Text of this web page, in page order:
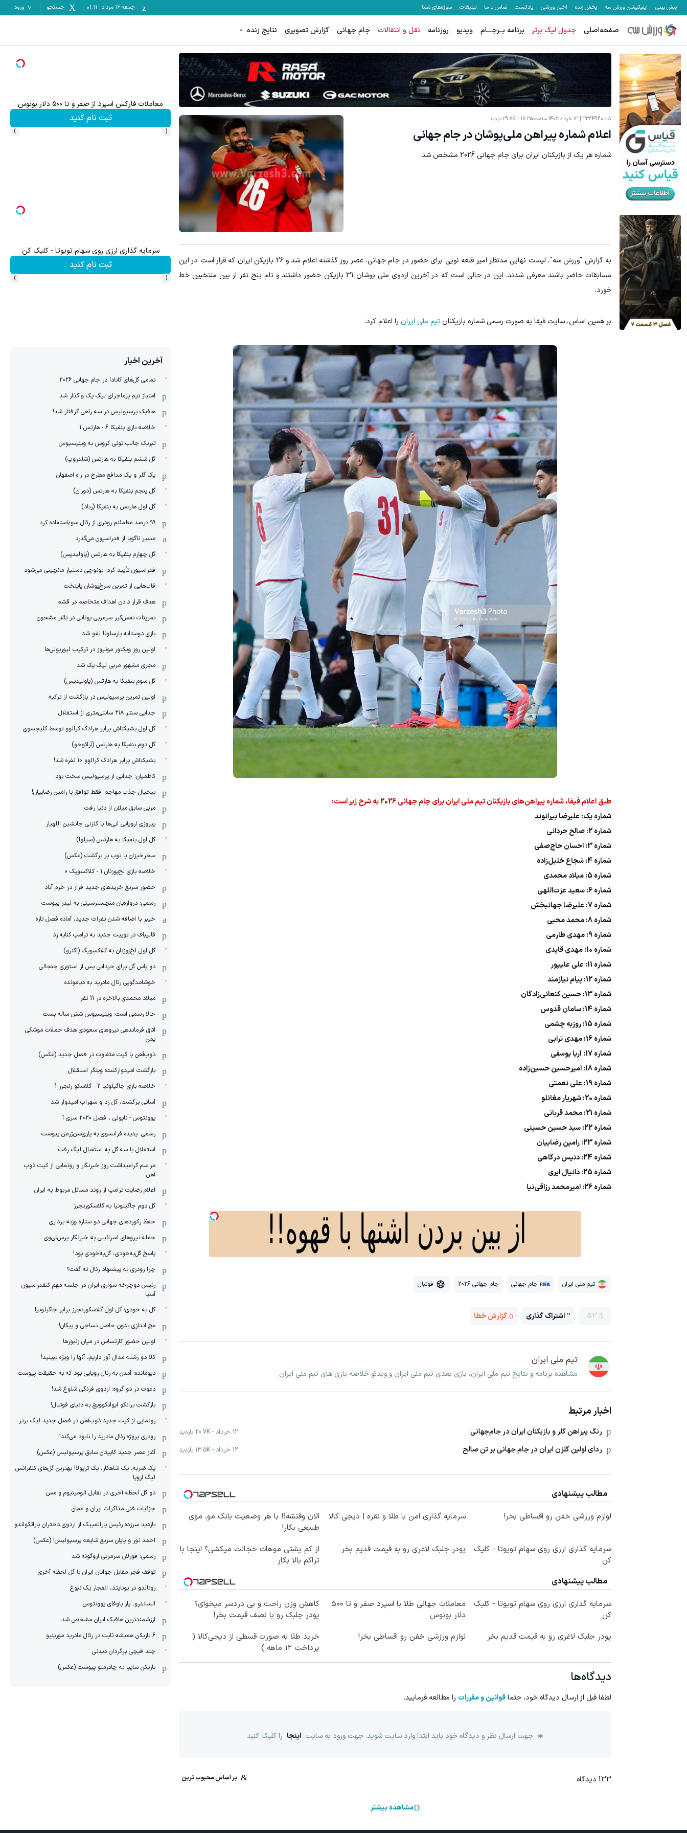
پیش بینی اپلیکیشن ورزش سه پخش زنده اخبار ورزشی پادکست تماس با ما تبلیغات سوژه‌های شما جمعه ۱۶ مرداد -
01:11 جستجو ورود
صفحه‌اصلی جدول لیگ برتر برنامه بــرجـــام ویدیو روزنامه نقل و انتقالات جام جهانی گزارش تصویری نتایج زنده
کد: 2364960 12 خرداد 1405 ساعت 17:35 29.5K بازدید
اعلام شماره پیراهن ملی‌پوشان در جام جهانی
شماره هر یک از بازیکنان ایران برای جام جهانی 2026 مشخص شد.
به گزارش "ورزش سه"، لیست نهایی مدنظر امیر قلعه نویی برای حضور در جام جهانی، عصر روز گذشته اعلام شد و 26 بازیکن ایران که قرار است در این
مسابقات حاضر باشند معرفی شدند. این در حالی است که در آخرین اردوی ملی پوشان 31 بازیکن حضور داشتند و نام پنج نفر از بین منتخبین خط
خورد.
بر همین اساس، سایت فیفا به صورت رسمی شماره بازیکنانتیم ملی ایران را اعلام کرد.
طبق اعلام فیفا، شماره پیراهن‌های بازیکنان تیم ملی ایران برای جام جهانی 2026 به شرح زیر است:
شماره یک: علیرضا بیرانوند
شماره 2: صالح حردانی
شماره 3: احسان حاج‌صفی
شماره 4: شجاع خلیل‌زاده
شماره 5: میلاد محمدی
شماره 6: سعید عزت‌اللهی
شماره 7: علیرضا جهانبخش
شماره 8: محمد محبی
شماره 9: مهدی طارمی
شماره 10: مهدی قایدی
شماره 11: علی علیپور
شماره 12: پیام نیازمند
شماره 13: حسین کنعانی‌زادگان
شماره 14: سامان قدوس
شماره 15: روزبه چشمی
شماره 16: مهدی ترابی
شماره 17: آریا یوسفی
شماره 18: امیرحسین حسین‌زاده
شماره 19: علی نعمتی
شماره 20: شهریار مغانلو
شماره 21: محمد قربانی
شماره 22: سید حسین حسینی
شماره 23: رامین رضاییان
شماره 24: دنیس درگاهی
شماره 25: دانیال ایری
شماره 26: امیرمحمد رزاقی‌نیا
تیم ملی ایران جام جهانی جام جهانی 2026 فوتبال
53 اشتراک گذاری گزارش خطا
تیم ملی ایران
مشاهده برنامه و نتایج تیم ملی ایران، بازی بعدی تیم ملی ایران و ویدئو خلاصه بازی های تیم ملی ایران
اخبار مرتبط
رنگ پیراهن گلر و بازیکنان ایران در جام‌جهانی 12 خرداد -
20.7K بازدید
ردای اولین گلزن ایران در جام جهانی بر تن صالح 12 خرداد -
13.5K بازدید
مطالب پیشنهادی
لوازم ورزشی خفن رو اقساطی بخر!
سرمایه گذاری امن با طلا و نقره | دیجی کالا
الان وقتشه‼️ با هر وضعیت بانک مو، موی
طبیعی بکار!
سرمایه گذاری ارزی روی سهام تویوتا - کلیک
کن
پودر جلبک لاغری رو به قیمت قدیم بخر
از کم پشتی موهات خجالت میکشی؟ اینجا با
تراکم بالا بکار
مطالب پیشنهادی
سرمایه گذاری ارزی روی سهام تویوتا - کلیک
کن
معاملات جهانی طلا با اسپرد صفر و تا ۵۰۰
دلار بونوس
کاهش وزن راحت و بی دردسر میخوای؟
پودر جلبک رو با نصف قیمت بخر!
پودر جلبک لاغری رو به قیمت قدیم بخر
لوازم ورزشی خفن رو اقساطی بخر!
خرید طلا به صورت قسطی از دیجی‌کالا (
پرداخت 12 ماهه )
دیدگاه‌ها
لطفا قبل از ارسال دیدگاه خود، حتماقوانین و مقررات را مطالعه فرمایید.
جهت ارسال نظر و دیدگاه خود باید ابتدا وارد سایت شوید. جهت ورود به سایت اینجا را کلیک کنید
133 دیدگاه
مشاهده بیشتر
معاملات فارکس اسپرد از صفر و تا ۵۰۰ دلار بونوس
ثبت نام کنید
‹
›
سرمایه گذاری ارزی روی سهام تویوتا - کلیک کن
ثبت نام کنید
‹
›
آخرین اخبار
تمامی گل‌های کانادا در جام جهانی 2026
امتیاز تیم پرماجرای لیگ یک واگذار شد
هافبک پرسپولیس در سه راهی گرفتار شد!
خلاصه بازی بنفیکا 6 - هارتس 1
تبریک جالب تونی کروس به وینیسیوس
گل ششم بنفیکا به هارتس (شلدروپ)
یک گلر و یک مدافع مطرح در راه اصفهان
گل پنجم بنفیکا به هارتس (دوران)
گل اول هارتس به بنفیکا (رناد)
۹۹ درصد مطمئنم رودری از رئال سوءاستفاده کرد
مسیر ناگویا از فدراسیون می‌گذرد
گل چهارم بنفیکا به هارتس (پاولیدیس)
فدراسیون تأیید کرد: بونوچی دستیار مانچینی می‌شود
قاب‌هایی از تمرین سرخ‌پوشان پایتخت
هدف قرار دادن اهداف متخاصم در قشم
‏تمرینات نفس‌گیر سرمربی یونانی در تالار مشحون
بازی دوستانه بارسلونا لغو شد
اولین روز ویکتور مونیوز در ترکیب لیورپولی‌ها
مجری مشهور مربی لیگ یک شد
گل سوم بنفیکا به هارتس (پاولیدیس)
اولین تمرین پرسپولیس در بازگشت از ترکیه
جدایی سنتر ۲۱۸ سانتی‌متری از استقلال
گل اول بشیکتاش برابر هرادک کرالوو توسط کلیچسوی
گل دوم بنفیکا به هارتس (آرائوخو)
بشیکتاش برابر هرادک کرالوو 10 نفره شد!
کاظمیان: جدایی از پرسپولیس سخت بود
بیخیال جذب مهاجم: فقط توافق با رامین رضاییان!
مربی سابق میلان از دنیا رفت
پیروزی اروپایی آبی‌ها با گلزنی جانشین اللهیار
گل اول بنفیکا به هارتس (سیلوا)
سحرخیزان با توپ پر برگشت (عکس)
خلاصه بازی لخ‌پوزنان 1 - کلاکسویک 0
حضور سریع خریدهای جدید فراز در خرم آباد
رسمی: دروازه‌بان منچسترسیتی به لیدز پیوست
خیبر با اضافه شدن نفرات جدید، آماده فصل تازه
قالیباف در توییت جدید به ترامپ کنایه زد
گل اول لخ‌پوزنان به کلاکسویک (آگنرو)
دو پاس گل برای حردانی پس از استوری جنجالی
خوشامدگویی رئال مادرید به دیامونده
میلاد محمدی بالاخره در 11 نفر
حالا رسمی است: وینیسیوس شش ساله بست
اتاق فرماندهی نیروهای سعودی هدف حملات موشکی
یمن
ذوب‌آهن با کیت متفاوت در فصل جدید (عکس)
بازگشت امیدوارکننده وینگر استقلال
خلاصه بازی جاگیلونیا 2 - گلاسکو رنجرز 1
آسانی برگشت، گل زد و سهراب امیدوار شد
یوونتوس - ناپولی ، فصل 2020 سری آ
رسمی: پدیده فرانسوی به پاری‌سن‌ژرمن پیوست
استقلال با سه گل به استقبال لیگ رفت
مراسم گرامیداشت روز خبرنگار و رونمایی از کیت ذوب
آهن
اعلام رضایت ترامپ از روند مسائل مربوط به ایران
گل دوم جاگیلونیا به گلاسکورنجرز
حفظ رکوردهای جهانی دو ستاره وزنه برداری
حمله نیروهای اسرائیلی به خبرنگار پرس‌تی‌وی
پاسخ گل‌به‌خودی، گل‌به‌خودی بود!
چرا رودری به پیشنهاد رئال نه گفت؟
رئیس دوچرخه سواری ایران در جلسه مهم کنفدراسیون
آسیا
گل به خودی؛ گل اول گلاسکورنجرز برابر جاگیلونیا
مچ اندازی بدون حاصل نساجی و پیکان!
اولین حضور کارتساس در میان زنبورها
کلا دو‌ رشته مدال آور داریم، آنها را ویژه ببینید!
دیومانده: آمدن به رئال رویایی بود که به حقیقت پیوست
دعوت در دو گروه: اردوی فرنگی شلوغ شد!
بازگشت برانکو ایوانکوویچ به دنیای فوتبال!
رونمایی از کیت جدید ذوب‌آهن در فصل جدید لیگ برتر
رودری پروژه رئال مادرید را نابود می‌کند!
آغاز عصر جدید کاپیتان سابق پرسپولیس (عکس)
یک ضربه، یک شاهکار، یک تریولا! بهترین گل‌های کنفرانس
لیگ اروپا
دو گل لحظه آخری در تقابل آلومینیوم و مس
جزئیات فنی مذاکرات ایران و عمان
بازدید سرزده رئیس پارالمپیک از اردوی دختران پاراتکواندو
احمد نور و پایان سریع شایعه پرسپولیس! (عکس)
رسمی: فورلان سرمربی اروگوئه شد
توقف فجر مقابل جوانان ایران با گل لحظه آخری
رونالدو در یونایتد، انفجار یک نبوغ
الساندرو، یار باوفای یوونتوس
ارزشمندترین هافبک ایران مشخص شد
6 بازیکن همیشه ثابت در رئال مادرید مورینیو
چند قیچی برگردان دیدنی
بازیکن سایپا به چادرملو پیوست (عکس)